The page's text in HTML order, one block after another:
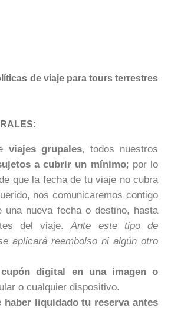
de viaje para tours terrestres
viajes grupales, todos nuestros
a cubrir un mínimo; por lo
que la fecha de tu viaje no cubra
nos comunicaremos contigo
una nueva fecha o destino, hasta
del viaje.Ante este tipo de
aplicará reembolso ni algún otro
digital en una imagen o
o cualquier dispositivo.
haber liquidado tu reserva antes